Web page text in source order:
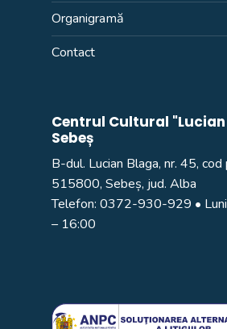
Organigramă
Contact
Centrul Cultural
Sebeș
B-dul. Lucian Blaga, nr. 45,
515800, Sebeș, jud. Alba
Telefon: 0372-930-929 •
– 16:00